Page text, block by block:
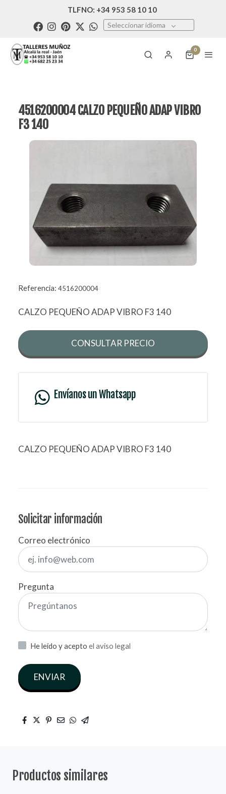
TLFNO: +34 953 58 10 10
Seleccionar idioma
0
4516200004 CALZO PEQUEÑO ADAP VIBRO
F3 140
Referencia: 4516200004
CALZO PEQUEÑO ADAP VIBRO F3 140
CONSULTAR PRECIO
Envíanos un Whatsapp
CALZO PEQUEÑO ADAP VIBRO F3 140
Solicitar información
Correo electrónico
Pregunta
He leído y acepto el aviso legal
ENVIAR
Productos similares